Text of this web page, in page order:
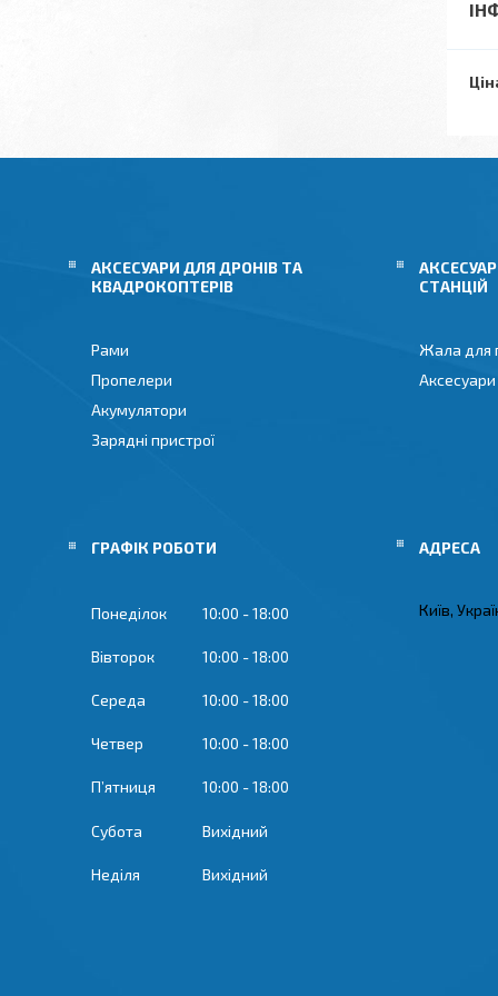
АКСЕСУАРИ ДЛЯ ДРОНІВ ТА
КВАДРОКОПТЕРІВ
Рами
Пропелери
Акумулятори
Зарядні пристрої
СТАНЦІЙ
Жала для
Аксесуари
ГРАФІК РОБОТИ
Понеділок 10:00 18:00
Вівторок 10:00 18:00
Середа 10:00 18:00
Четвер 10:00 18:00
Пʼятниця 10:00 18:00
Субота Вихідний
Неділя Вихідний
Київ,